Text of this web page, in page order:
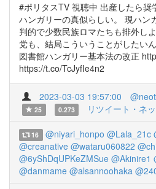
#ポリタスTV 視聴中 出産したら奨
ハンガリーの真似らしい。 現ハン
判的で少数民族ロマたちも排外し
党も、結局こういうことがしたい
図書館ハンガリー基本法の改正
https://t.co/TcJyfIe4n2
2023-03-03 19:57:00
25
0.273 リツイート・ネ
16 @niyari_honpo @Lala_21c
@creanative @wataru060822
@6yShDqUPKeZMSue @Akinire1
@danmame @alsannoohaka